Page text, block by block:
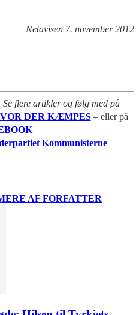
Netavisen 7. november 2012
flere artikler og følg med på
DER KÆMPES – eller på
Kommunisterne
AF FORFATTER